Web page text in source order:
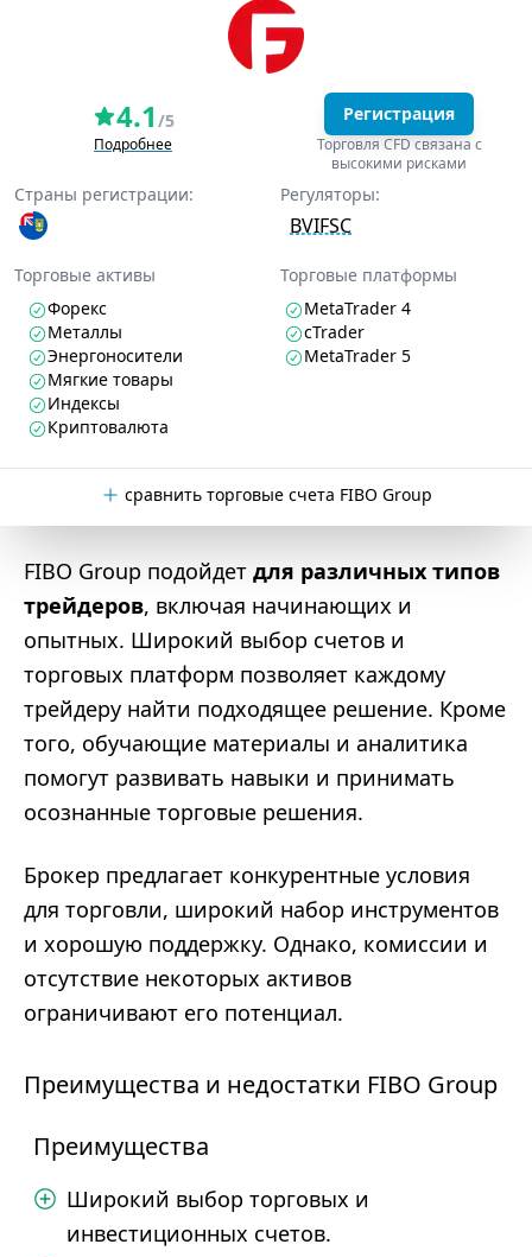
4.1 /5
Подробнее
Регистрация
Торговля CFD связана с
высокими рисками
Страны регистрации: Регуляторы:
BVIFSC
Торговые активы
Форекс
Металлы
Энергоносители
Мягкие товары
Индексы
Криптовалюта
Торговые платформы
MetaTrader 4
cTrader
MetaTrader 5
сравнить торговые счета FIBO Group
FIBO Group подойдет для различных типов
трейдеров, включая начинающих и
опытных. Широкий выбор счетов и
торговых платформ позволяет каждому
трейдеру найти подходящее решение. Кроме
того, обучающие материалы и аналитика
помогут развивать навыки и принимать
осознанные торговые решения.
Брокер предлагает конкурентные условия
для торговли, широкий набор инструментов
и хорошую поддержку. Однако, комиссии и
отсутствие некоторых активов
ограничивают его потенциал.
Преимущества и недостатки FIBO Group
Преимущества
Широкий выбор торговых и
инвестиционных счетов.